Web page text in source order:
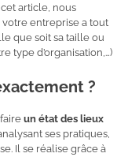
cet article, nous
entreprise a tout
que soit sa taille ou
type d’organisation,…)
?
un état des lieux
ses pratiques,
Il se réalise grâce à